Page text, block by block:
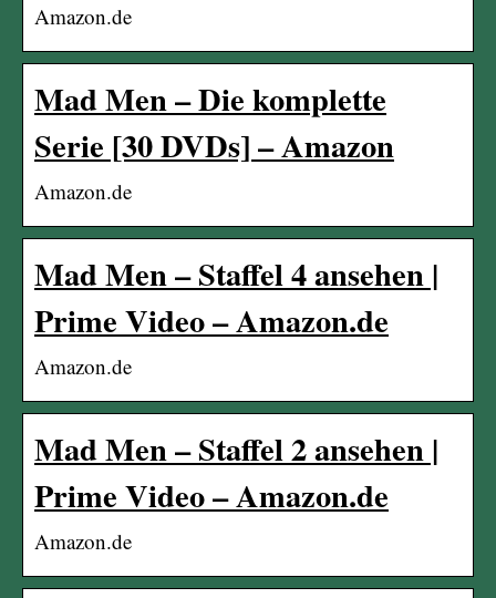
Amazon.de
Mad Men – Die komplette
Serie [30 DVDs] – Amazon
Amazon.de
Mad Men – Staffel 4 ansehen |
Prime Video – Amazon.de
Amazon.de
Mad Men – Staffel 2 ansehen |
Prime Video – Amazon.de
Amazon.de